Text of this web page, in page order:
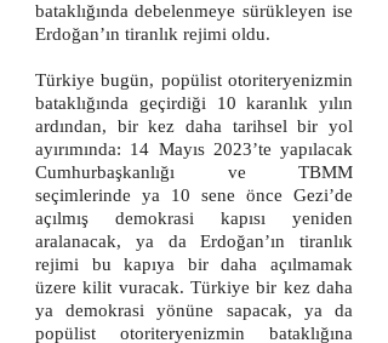
bataklığında debelenmeye sürükleyen ise
Erdoğan’ın tiranlık rejimi oldu.
Türkiye bugün, popülist otoriteryenizmin
bataklığında geçirdiği 10 karanlık yılın
ardından, bir kez daha tarihsel bir yol
ayırımında: 14 Mayıs 2023’te yapılacak
Cumhurbaşkanlığı ve TBMM
seçimlerinde ya 10 sene önce Gezi’de
açılmış demokrasi kapısı yeniden
aralanacak, ya da Erdoğan’ın tiranlık
rejimi bu kapıya bir daha açılmamak
üzere kilit vuracak. Türkiye bir kez daha
ya demokrasi yönüne sapacak, ya da
popülist otoriteryenizmin bataklığına